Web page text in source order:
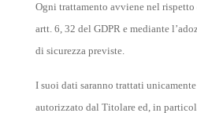
Ogni trattamento avviene nel
artt. 6, 32 del GDPR e mediante
di sicurezza previste.
I suoi dati saranno trattati unicamente
autorizzato dal Titolare ed, in